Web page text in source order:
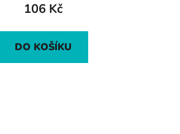
106 Kč
DO KOŠÍKU